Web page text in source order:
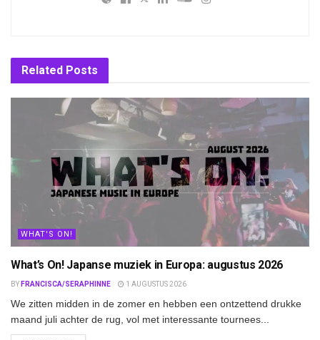
Related Posts
WHAT'S ON!
What’s On! Japanse muziek in Europa: augustus 2026
BY FRANCISCA/SERAPHINNE 1 AUGUSTUS 2026
We zitten midden in de zomer en hebben een ontzettend drukke
maand juli achter de rug, vol met interessante tournees...